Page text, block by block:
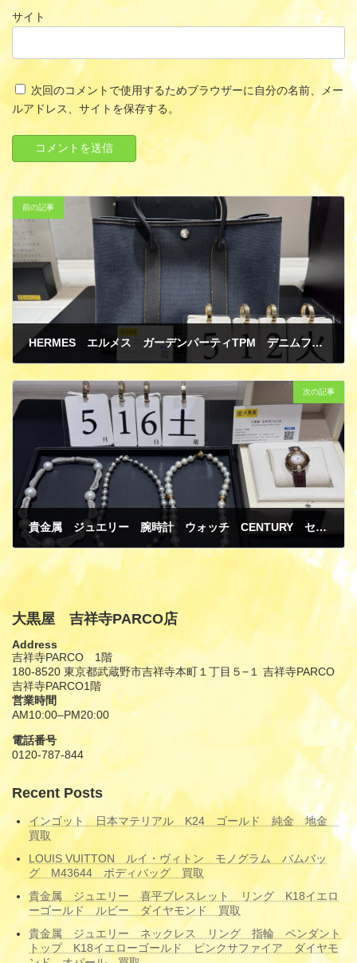
サイト
次回のコメントで使用するためブラウザーに自分の名前、メー
ルアドレス、サイトを保存する。
前の記事
HERMES エルメス ガーデンパーティTPM デニムフォンセ トワルアッシュ/ブッフルスキッパー トートバッグ 買取
次の記事
貴金属 ジュエリー 腕時計 ウォッチ CENTURY センチュリー タイムジェム PG/革 パールネックレス K18 ホワイトゴールド ダイヤモンド 買取
大黒屋 吉祥寺PARCO店
Address
吉祥寺PARCO 1階
180-8520 東京都武蔵野市吉祥寺本町１丁目５−１ 吉祥寺PARCO
吉祥寺PARCO1階
営業時間
AM10:00–PM20:00
電話番号
0120-787-844
Recent Posts
インゴット 日本マテリアル K24 ゴールド 純金 地金
買取
LOUIS VUITTON ルイ・ヴィトン モノグラム バムバッ
グ M43644 ボディバッグ 買取
貴金属 ジュエリー 喜平ブレスレット リング K18イエロ
ーゴールド ルビー ダイヤモンド 買取
貴金属 ジュエリー ネックレス リング 指輪 ペンダント
トップ K18イエローゴールド ピンクサファイア ダイヤモ